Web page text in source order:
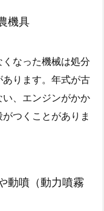
機具
なった機械は処分
ります。年式が古
、エンジンがかか
つくことがありま
動噴（動力噴霧